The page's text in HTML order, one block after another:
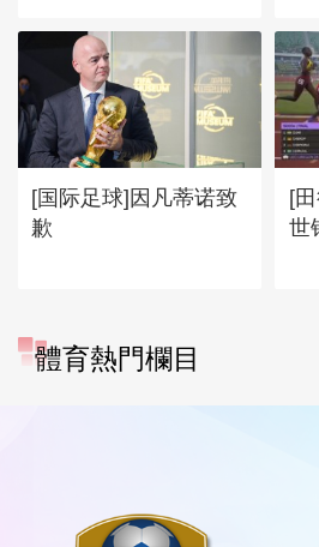
[国际足球]因凡蒂诺致
歉
[
世
體育熱門欄目